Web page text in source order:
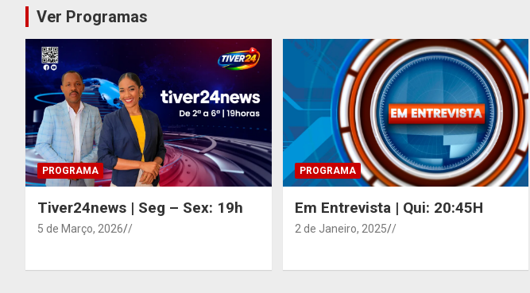
Ver Programas
PROGRAMA
Tiver24news | Seg – Sex: 19h
5 de Março, 2026 /
PROGRAMA
Em Entrevista | Qui: 20:45H
2 de Janeiro, 2025 /